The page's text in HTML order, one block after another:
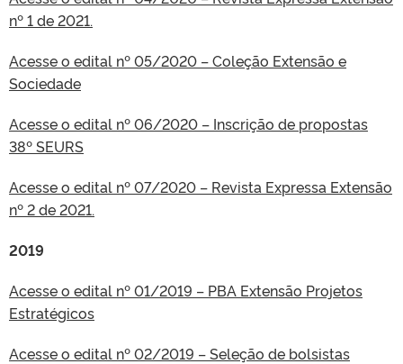
nº 1 de 2021.
Acesse o edital nº 05/2020 – Coleção Extensão e
Sociedade
Acesse o edital nº 06/2020 – Inscrição de propostas
38º SEURS
Acesse o edital nº 07/2020 – Revista Expressa Extensão
nº 2 de 2021.
2019
Acesse o edital nº 01/2019 – PBA Extensão Projetos
Estratégicos
Acesse o edital nº 02/2019 – Seleção de bolsistas